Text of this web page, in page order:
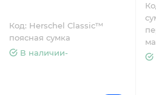
Код: Herschel Classic™
поясная сумка
В наличии-